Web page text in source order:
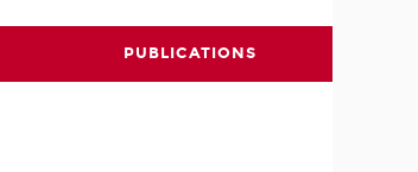
PUBLICATIONS